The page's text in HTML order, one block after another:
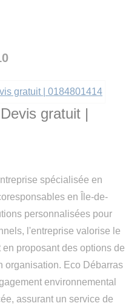
gratuit |
spécialisée en
en Île-de-
personnalisées pour
l'entreprise valorise le
proposant des options de
organisation. Eco Débarras
environnemental
assurant un service de